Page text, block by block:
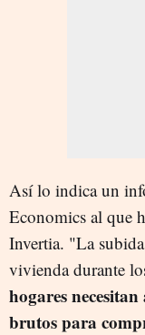
Así lo indica un
Economics al que
Invertia. "La
vivienda durante
hogares
brutos para